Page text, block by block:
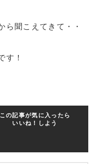
ら聞こえてきて・・
す！
この記事が気に入ったら
いいね！しよう